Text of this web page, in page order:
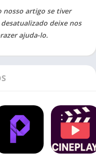
nosso artigo se tiver
deixe nos
ajuda-lo.